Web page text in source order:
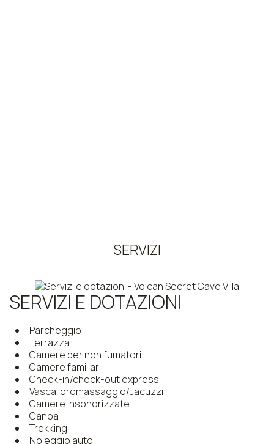
SERVIZI
SERVIZI E DOTAZIONI
Parcheggio
Terrazza
Camere per non fumatori
Camere familiari
Check-in/check-out express
Vasca idromassaggio/Jacuzzi
Camere insonorizzate
Canoa
Trekking
Noleggio auto